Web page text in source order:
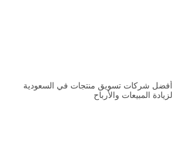
أفضل شركات تسويق منتجات في السعودية
لزيادة المبيعات والأرباح